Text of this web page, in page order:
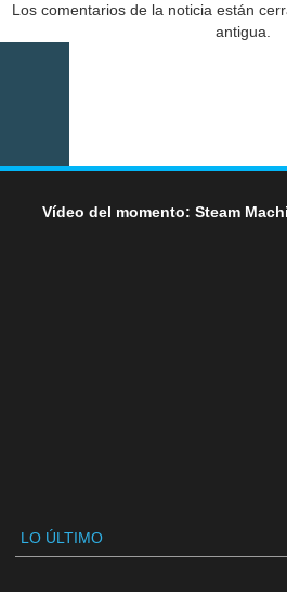
Los comentarios de la noticia están
antigua.
Vídeo del momento: Steam
LO ÚLTIMO